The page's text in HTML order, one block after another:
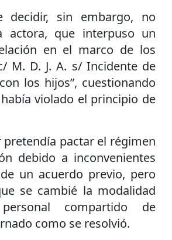
decidir, sin embargo, no
actora, que interpuso un
en el marco de los
M. D. J. A. s/ Incidente de
los hijos”, cuestionando
violado el principio de
pretendía pactar el régimen
debido a inconvenientes
un acuerdo previo, pero
se cambié la modalidad
compartido de
como se resolvió.